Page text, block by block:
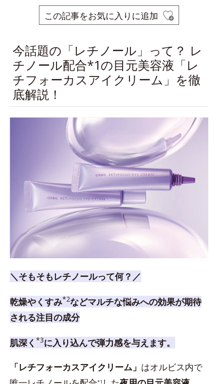
この記事をお気に入りに追加
今話題の「レチノール」って？ レ
チノール配合*1の目元美容液「レ
チフォーカスアイクリーム」を徹
底解説！
＼そもそもレチノールって何？／
乾燥やくすみ*2などマルチな悩みへの効果が期待
される注目の成分
肌深く *3に入り込んで弾力感を与えます。
「レチフォーカスアイクリーム」 はオルビス内で
*1